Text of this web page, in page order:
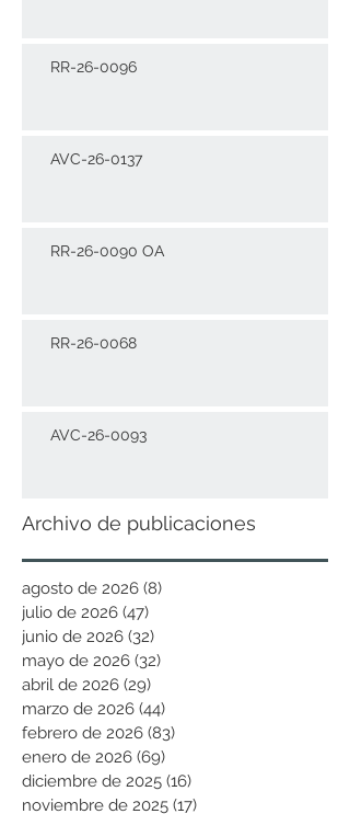
RR-26-0096
AVC-26-0137
RR-26-0090 OA
RR-26-0068
AVC-26-0093
Archivo de publicaciones
agosto de 2026 (8)
julio de 2026 (47)
junio de 2026 (32)
mayo de 2026 (32)
abril de 2026 (29)
marzo de 2026 (44)
febrero de 2026 (83)
enero de 2026 (69)
diciembre de 2025 (16)
noviembre de 2025 (17)